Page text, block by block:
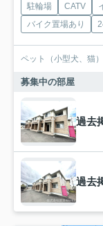
駐輪場 CATV
バイク置場あり
ペット（小型犬、猫
募集中の部屋
過去
過去